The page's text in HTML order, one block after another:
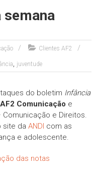
semana
Clientes AF2
, juventude
do boletim Infância
AF2 Comunicação e
Comunicação e Direitos.
site da ANDI com as
e adolescente.
das notas